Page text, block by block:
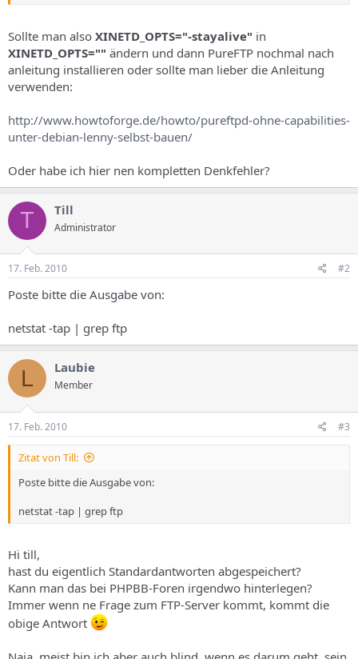
Sollte man also XINETD_OPTS="-stayalive" in
XINETD_OPTS="" ändern und dann PureFTP nochmal nach
anleitung installieren oder sollte man lieber die Anleitung
verwenden:
http://www.howtoforge.de/howto/pureftpd-ohne-capabilities-
unter-debian-lenny-selbst-bauen/
Oder habe ich hier nen kompletten Denkfehler?
T Till
Administrator
17. Feb. 2010 #2
Poste bitte die Ausgabe von:
netstat -tap | grep ftp
L Laubie
Member
17. Feb. 2010 #3
Zitat von Till:
Poste bitte die Ausgabe von:
netstat -tap | grep ftp
Hi till,
hast du eigentlich Standardantworten abgespeichert?
Kann man das bei PHPBB-Foren irgendwo hinterlegen?
Immer wenn ne Frage zum FTP-Server kommt, kommt die
obige Antwort